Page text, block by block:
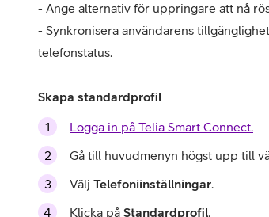
- Ange alternativ för uppringare att nå
- Synkronisera användarens
telefonstatus.
Skapa standardprofil
Logga in på Telia Smart Connect.
Gå till huvudmenyn högst upp till
Välj Telefoniinställningar.
Klicka på Standardprofil.